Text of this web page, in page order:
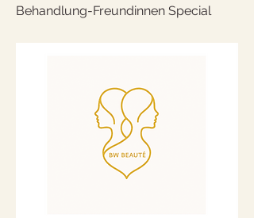
Behandlung-Freundinnen Special